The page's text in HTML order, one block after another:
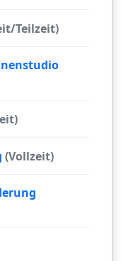
Teilzeit)
(Vollzeit)